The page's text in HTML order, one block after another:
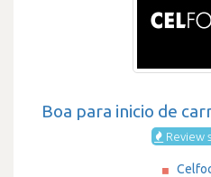
Boa para inicio de
Review